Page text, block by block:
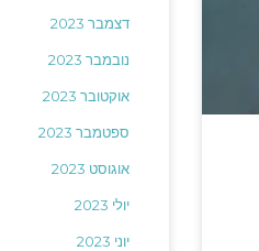
דצמבר 2023
נובמבר 2023
אוקטובר 2023
ספטמבר 2023
אוגוסט 2023
יולי 2023
יוני 2023